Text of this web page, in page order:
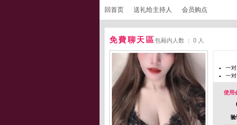
回首页 送礼给主持人 会员购点
免費聊天區包厢内人数 ： 0 人
一
一
使用
验